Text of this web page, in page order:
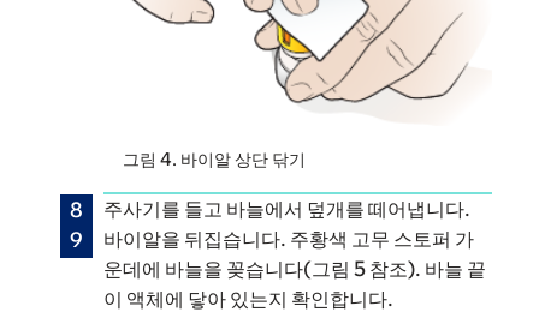
그림 4. 바이알 상단 닦기
주사기를 들고 바늘에서 덮개를 떼어냅니다.
바이알을 뒤집습니다. 주황색 고무 스토퍼 가
운데에 바늘을 꽂습니다(그림 5 참조). 바늘 끝
이 액체에 닿아 있는지 확인합니다.